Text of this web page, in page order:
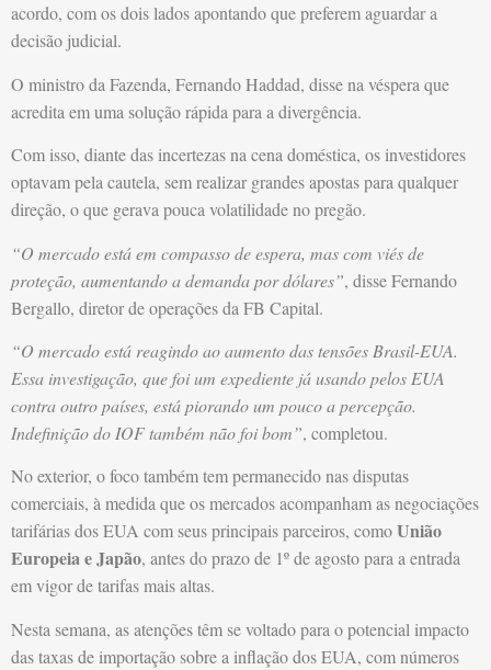
acordo, com os dois lados apontando que preferem aguardar a
decisão judicial.
O ministro da Fazenda, Fernando Haddad, disse na véspera que
acredita em uma solução rápida para a divergência.
Com isso, diante das incertezas na cena doméstica, os investidores
optavam pela cautela, sem realizar grandes apostas para qualquer
direção, o que gerava pouca volatilidade no pregão.
“O mercado está em compasso de espera, mas com viés de
proteção, aumentando a demanda por dólares”, disse Fernando
Bergallo, diretor de operações da FB Capital.
“O mercado está reagindo ao aumento das tensões Brasil-EUA.
Essa investigação, que foi um expediente já usando pelos EUA
contra outro países, está piorando um pouco a percepção.
Indefinição do IOF também não foi bom”, completou.
No exterior, o foco também tem permanecido nas disputas
comerciais, à medida que os mercados acompanham as negociações
tarifárias dos EUA com seus principais parceiros, comoUnião
Europeia e Japão, antes do prazo de 1º de agosto para a entrada
em vigor de tarifas mais altas.
Nesta semana, as atenções têm se voltado para o potencial impacto
das taxas de importação sobre a inflação dos EUA, com números